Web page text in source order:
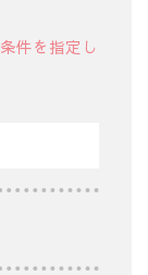
件を指定し